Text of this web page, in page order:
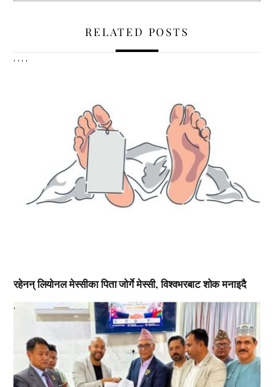
RELATED POSTS
रहेनन् लियोनल मेस्सीका पिता जोर्गे मेस्सी, विश्वभरबाट शोक मनाइदै